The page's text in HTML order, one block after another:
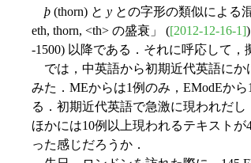
þ (thorn) と y との字形の類似による
eth, thorn, <th> の盛衰」 ([2012-12-16-1]
-1500) 以降である．それに呼応して，
では，中英語から初期近代英語にか
みた．MEからは1例のみ，EModEか
る．初期近代英語で急激に現われだし
ほかには10例以上現われるテキスト
った感じだろうか．